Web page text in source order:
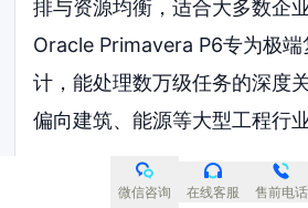
排与资源均衡，适合大多数企
Oracle Primavera P6专为极端
计，能处理数万级任务的深度
偏向建筑、能源等大型工程行业
小型团队如何选择合适的
微信咨询 在线客服 售前电话